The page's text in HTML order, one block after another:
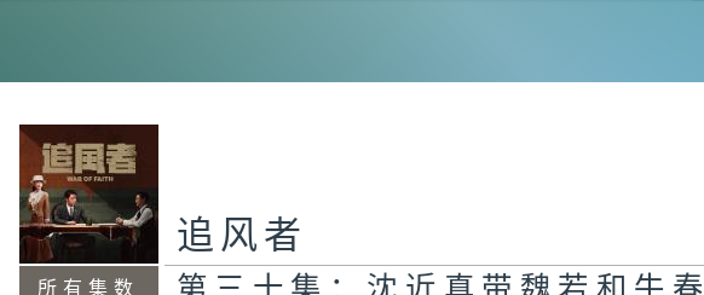
所有集数
追风者